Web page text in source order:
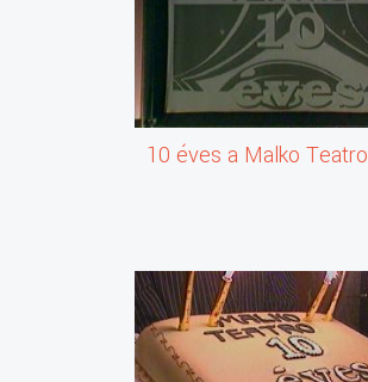
10 éves a Malko Teatro